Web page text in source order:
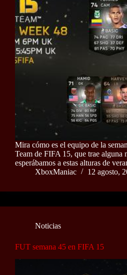
Mira cómo es el equipo de la
Team de FIFA 15, que trae alguna
esperábamos a estas alturas de
XboxManiac
12 agosto,
Noticias
FUT semana 45 en FIFA 15